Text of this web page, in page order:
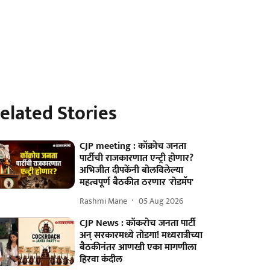
Stories
CJP meeting : कॉक्रोच जनता
पार्टीची राजकारणात एन्ट्री होणार?
अभिजीत दीपकेंनी बोलविलेल्या
महत्वपूर्ण बैठकीत ठरणार 'रोडमॅप'
Rashmi Mane 05 Aug 2026
CJP News : कॉकरोच जनता पार्टी
अन् सरकारमध्ये तोडगा! मध्यरात्रीच्या
बैठकीनंतर आणखी एका मागणीला
हिरवा कंदील